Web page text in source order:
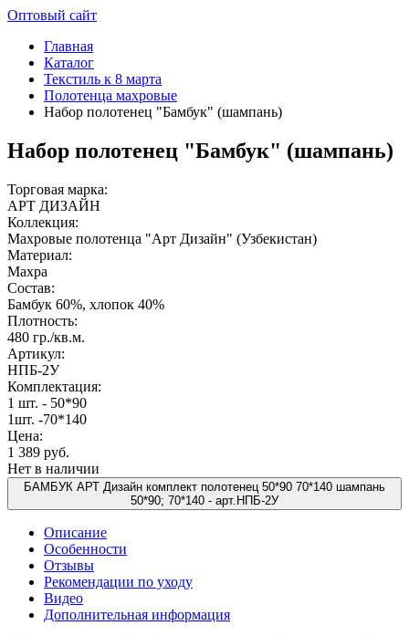
Оптовый сайт
Главная
Каталог
Текстиль к 8 марта
Полотенца махровые
Набор полотенец "Бамбук" (шампань)
Набор полотенец "Бамбук" (шампань)
Торговая марка:
АРТ ДИЗАЙН
Коллекция:
Махровые полотенца "Арт Дизайн" (Узбекистан)
Материал:
Махра
Состав:
Бамбук 60%, хлопок 40%
Плотность:
480 гр./кв.м.
Артикул:
НПБ-2У
Комплектация:
1 шт. - 50*90
1шт. -70*140
Цена:
1 389 руб.
Нет в наличии
БАМБУК АРТ Дизайн комплект полотенец 50*90 70*140 шампань
50*90; 70*140 - арт.НПБ-2У
Описание
Особенности
Отзывы
Рекомендации по уходу
Видео
Дополнительная информация